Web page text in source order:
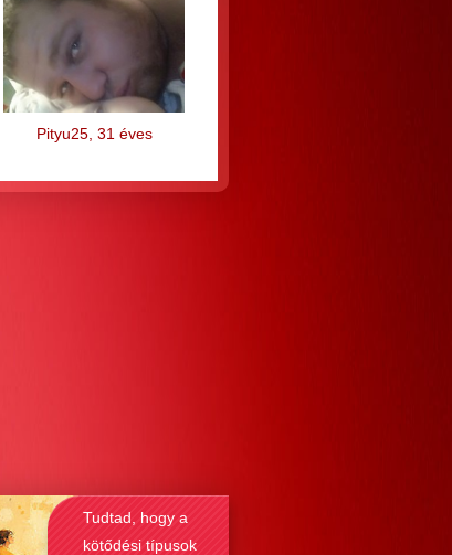
Pityu25, 31 éves
Tudtad, hogy a
kötődési típusok